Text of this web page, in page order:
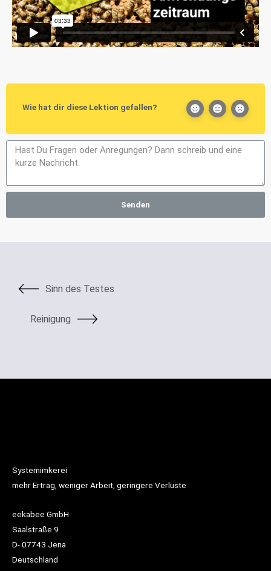
Wie hat dir diese Lektion gefallen?
Senden
Sinn des Testes
Reinigung
Systemimkerei
mehr Ertrag, weniger Arbeit, geringere Verluste
eekabee GmbH
Saalstraße 9
D- 07743 Jena
Deutschland